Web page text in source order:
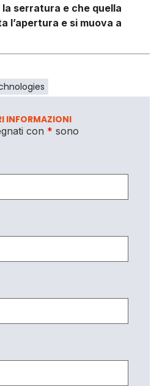
serratura e che quella
l’apertura e si muova a
INFORMAZIONI
con * sono